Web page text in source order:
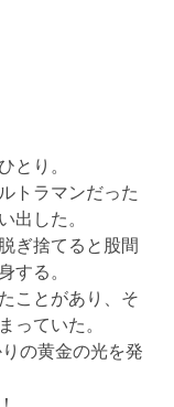
とり。
トラマンだった
出した。
ぎ捨てると股間
する。
ことがあり、そ
っていた。
の黄金の光を発